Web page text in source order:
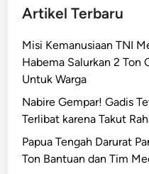
Artikel Terbaru
Misi Kemanusiaan TNI
Habema Salurkan 2 Ton
Untuk Warga
Nabire Gempar! Gadis
Terlibat karena Takut
Papua Tengah Darurat
Ton Bantuan dan Tim